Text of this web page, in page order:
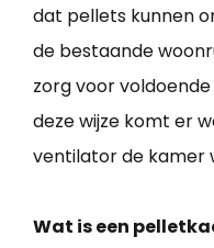
dat pellets kunnen
de bestaande
zorg voor
deze wijze komt er
ventilator de kamer
Wat is een